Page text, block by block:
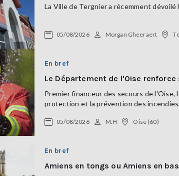
La Ville de Tergnier a récemment
05/08/2026 Morgan Gheeraert
En bref
Le Département de l'Oise
Premier financeur des secours de
protection et la prévention des
05/08/2026 M.H Oise (60)
En bref
Amiens en tongs ou Amiens en